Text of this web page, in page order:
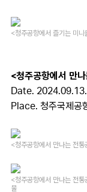
<청주공항에서 즐기는 미니
<청주공항에서 만
Date.
Place. 청주국제공
<청주공항에서 만나는 전통
<청주공항에서 만나는 전통
물